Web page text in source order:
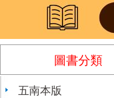
圖書分類
五南本版